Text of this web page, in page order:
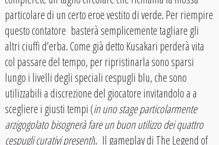
particolare di un certo eroe vestito di verde. Per riempire
questo contatore basterà semplicemente tagliare gli
altri ciuffi d’erba. Come già detto Kusakari perderà vita
col passare del tempo, per ripristinarla sono sparsi
lungo i livelli degli speciali cespugli blu, che sono
utilizzabili a discrezione del giocatore invitandolo a a
scegliere i giusti tempi (in uno stage particolarmente
arzigogolato bisognerà fare un buon utilizzo dei quattro
cespugli curativi presenti). Il gameplay di The Legend of